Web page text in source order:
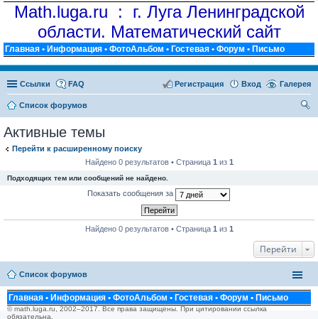
Math.luga.ru : г. Луга Ленинградской
области. Математический сайт
Главная • Информация • ФотоАльбом • Гостевая • Форум • Письмо
Ссылки Галерея
FAQ Вход
Регистрация
Список форумов
Активные темы
Перейти к расширенному поиску
Найдено 0 результатов • Страница 1 из 1
Подходящих тем или сообщений не найдено.
Показать сообщения за
Найдено 0 результатов • Страница 1 из 1
Перейти
Список форумов
Главная • Информация • ФотоАльбом • Гостевая • Форум • Письмо
© math.luga.ru, 2002–2017. Все права защищены. При цитировании ссылка
обязательна.